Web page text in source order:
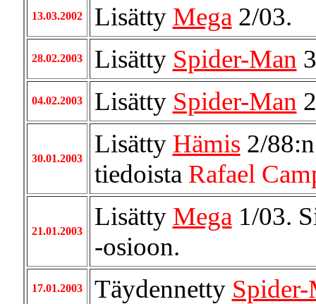
13.03.2002 Lisätty Mega 2/03.
28.02.2003 Lisätty Spider-Man
04.02.2003 Lisätty Spider-Man
30.01.2003
Lisätty Hämis 2/
tiedoista Rafael
21.01.2003
Lisätty Mega 1/03.
-osioon.
17.01.2003 Täydennetty